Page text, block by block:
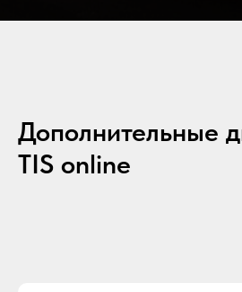
Дополнительные
TIS online